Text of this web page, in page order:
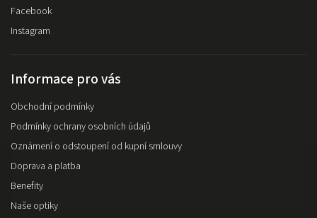
Facebook
Instagram
Informace pro vás
Obchodní podmínky
Podmínky ochrany osobních údajů
Oznámení o odstoupení od kupní smlouvy
Doprava a platba
Benefity
Naše optiky